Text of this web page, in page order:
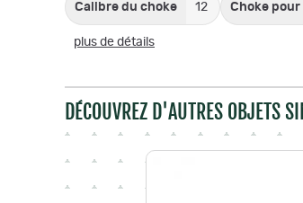
Calibre du choke 12 Choke
plus de détails
DÉCOUVREZ D'AUTRES OBJETS